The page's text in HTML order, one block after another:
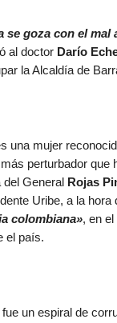
se goza con el mal
al doctor Darío
la Alcaldía de
una mujer
perturbador que
del General Rojas
Uribe, a la hora
colombiana», en el
el país.
un espiral de